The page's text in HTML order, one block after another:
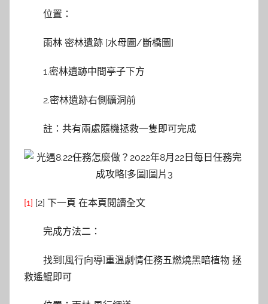
位置：
雨林 密林遺跡 [水母圖/斷橋圖]
1.密林遺跡中間亭子下方
2.密林遺跡右側礦洞前
註：共有兩處隨機拯救一隻即可完成
[1] [2] 下一頁 在本頁閱讀全文
完成方法二：
找到[風行向導]重溫劇情任務五燃燒黑暗植物 拯
救遙鯤即可